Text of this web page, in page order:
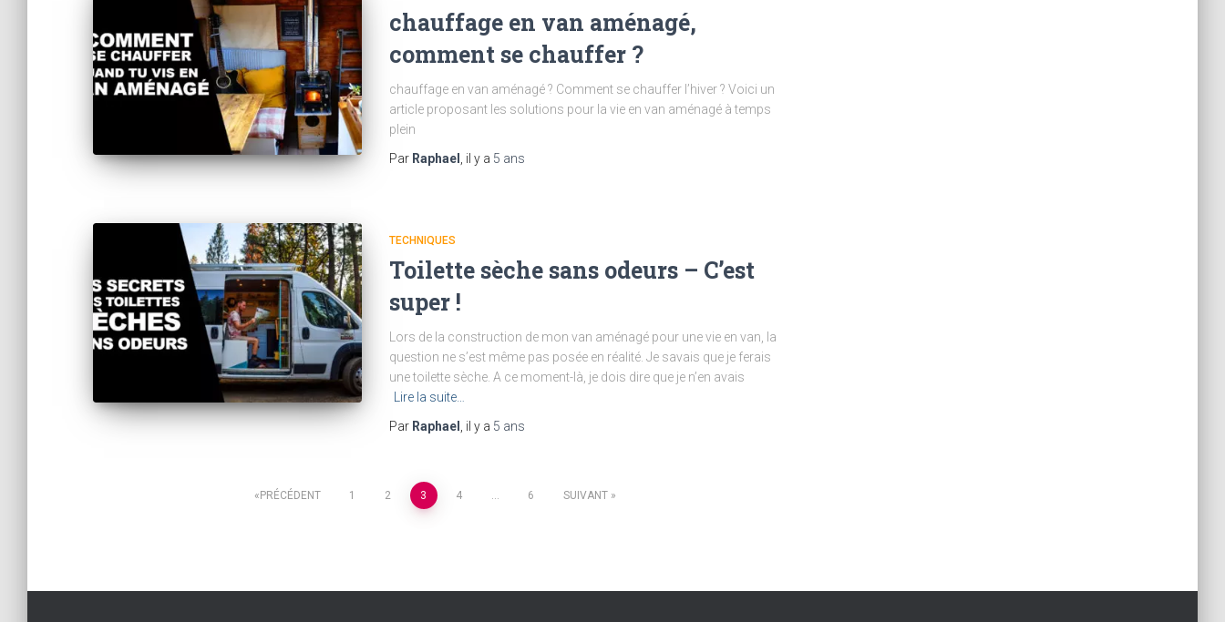
chauffage en van aménagé,
comment se chauffer ?
chauffage en van aménagé ? Comment se chauffer l’hiver ? Voici un
article proposant les solutions pour la vie en van aménagé à temps
plein
Par Raphael , il y a 5 ans
TECHNIQUES
Toilette sèche sans odeurs – C’est
super !
Lors de la construction de mon van aménagé pour une vie en van, la
question ne s’est même pas posée en réalité. Je savais que je ferais
une toilette sèche. A ce moment-là, je dois dire que je n’en avais
Lire la suite…
Par Raphael , il y a 5 ans
Navigation PRÉCÉDENT 1 2 3 4 … 6 SUIVANT